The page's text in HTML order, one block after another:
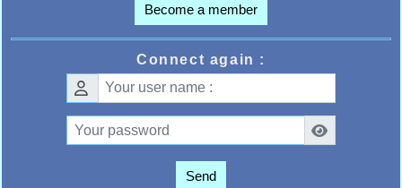
Become a member
Connect again :
Send